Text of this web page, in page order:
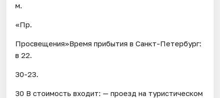
м.
«Пр.
Просвещения»Время прибытия в Санкт-Петербург:
в 22.
30-23.
30 В стоимость входит: — проезд на туристическом